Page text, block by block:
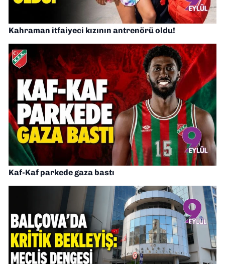
Kahraman itfaiyeci kızının antrenörü oldu!
Kaf-Kaf parkede gaza bastı